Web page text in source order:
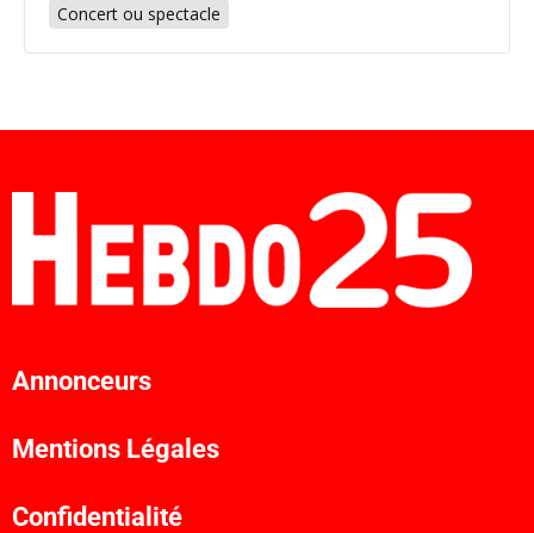
Concert ou spectacle
Annonceurs
Mentions Légales
Confidentialité